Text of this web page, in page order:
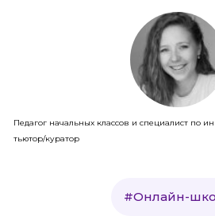
Педагог начальных классов и специалист по
тьютор/куратор
#Онлайн-